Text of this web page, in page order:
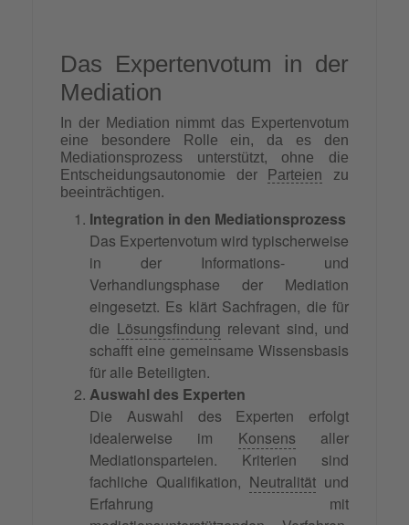
Das Expertenvotum in der
Mediation
In der Mediation nimmt das Expertenvotum
eine besondere Rolle ein, da es den
Mediationsprozess unterstützt, ohne die
Entscheidungsautonomie der
Parteien zu
beeinträchtigen.
Integration in den Mediationsprozess
Das Expertenvotum wird typischerweise
in der Informations- und
Verhandlungsphase der Mediation
eingesetzt. Es klärt Sachfragen, die für
die Lösungsfindung relevant sind, und
schafft eine gemeinsame Wissensbasis
für alle Beteiligten.
Auswahl des Experten
Die Auswahl des Experten erfolgt
idealerweise im Konsens aller
Mediationsparteien. Kriterien sind
fachliche Qualifikation, Neutralität und
Erfahrung mit